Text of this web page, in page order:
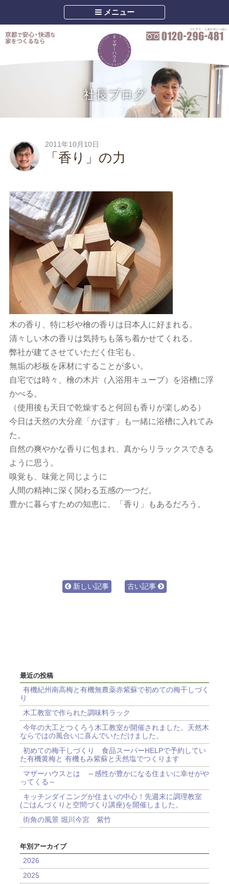
メニュー
社長ブログ
2011年10月10日
「香り」の力
木の香り、特に杉や檜の香りは日本人に好まれる。
清々しい木の香りは気持ちも落ち着かせてくれる。
弊社が建てさせていただく住宅も、
無垢の杉板を床材にすることが多い。
自宅では時々、檜の木片（入浴用キューブ）を浴槽に浮
かべる。
（使用後も天日で乾燥すると何回も香りが楽しめる）
今日は天然の大分産「かぼす」も一緒に浴槽に入れてみ
た。
自然の爽やかな香りに包まれ、真からリラックスできる
ように思う。
嗅覚も、味覚と同じように
人間の精神に深く関わる五感の一つだ。
豊かに暮らすための知恵に、「香り」もあるだろう。
新しい記事 古い記事
最近の投稿
有機紀州南高梅と有機無農薬赤紫蘇で初めての梅干しづく
り
木工教室で作られた調味料ラック
今年の大工とつくろう木工教室が開催されました。天然木
ならではの風合いに喜んでいただけました。
初めての梅干しづくり 食品スーパーHELPで予約してい
た有機黄梅と 有機もみ紫蘇と天然塩でつくります
マザーハウスとは ～感性が豊かになる住まいに幸せがや
ってくる～
キッチンダイニングが住まいの中心！先週末に調理教室
(ごはんづくりと空間づくり講座)を開催しました。
街角の風景 堀川今宮 紫竹
年別アーカイブ
2026
2025